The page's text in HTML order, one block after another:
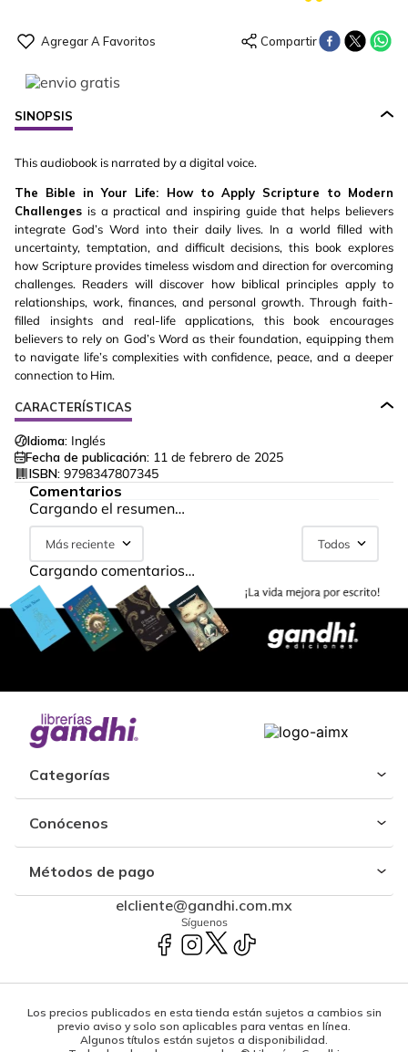
SINOPSIS
This audiobook is narrated by a digital voice.
The Bible in Your Life: How to Apply Scripture to Modern
Challenges is a practical and inspiring guide that helps believers
integrate God’s Word into their daily lives. In a world filled with
uncertainty, temptation, and difficult decisions, this book explores
how Scripture provides timeless wisdom and direction for overcoming
challenges. Readers will discover how biblical principles apply to
relationships, work, finances, and personal growth. Through faith-
filled insights and real-life applications, this book encourages
believers to rely on God’s Word as their foundation, equipping them
to navigate life’s complexities with confidence, peace, and a deeper
connection to Him.
CARACTERÍSTICAS
Idioma: Inglés
Fecha de publicación: 11 de febrero de 2025
ISBN: 9798347807345
Comentarios
Cargando el resumen…
Más reciente Todos
Cargando comentarios…
Categorías
Conócenos
Métodos de pago
elcliente@gandhi.com.mx
Síguenos
Los precios publicados en esta tienda están sujetos a cambios sin
previo aviso y solo son aplicables para ventas en línea.
Algunos títulos están sujetos a disponibilidad.